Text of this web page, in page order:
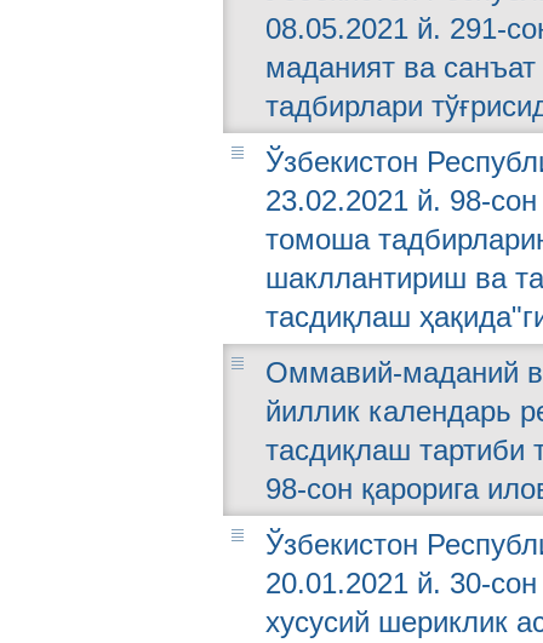
08.05.2021 й. 291-
маданият ва
тадбирлари
Ўзбекистон
23.02.2021 й. 98-
томоша
шакллантириш ва
тасдиқлаш
Оммавий-маданий
йиллик календарь
тасдиқлаш
98-сон қарорига
Ўзбекистон
20.01.2021 й. 30-
хусусий шериклик